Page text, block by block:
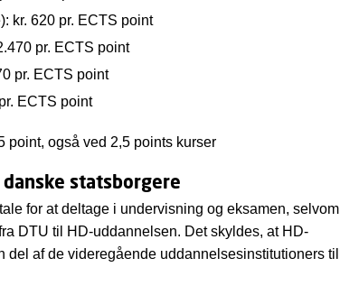
kr. 620 pr. ECTS point
pr. ECTS point
pr. ECTS point
ECTS point
point, også ved 2,5 points kurser
statsborgere
for at deltage i undervisning og eksamen,
DTU til HD-uddannelsen. Det skyldes, at HD-
del af de videregående uddannelsesinstitutioners